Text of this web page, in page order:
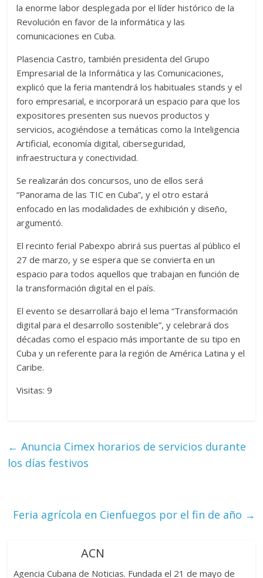
la enorme labor desplegada por el líder histórico de la
Revolución en favor de la informática y las
comunicaciones en Cuba.
Plasencia Castro, también presidenta del Grupo
Empresarial de la Informática y las Comunicaciones,
explicó que la feria mantendrá los habituales stands y el
foro empresarial, e incorporará un espacio para que los
expositores presenten sus nuevos productos y
servicios, acogiéndose a temáticas como la Inteligencia
Artificial, economía digital, ciberseguridad,
infraestructura y conectividad.
Se realizarán dos concursos, uno de ellos será
“Panorama de las TIC en Cuba”, y el otro estará
enfocado en las modalidades de exhibición y diseño,
argumentó.
El recinto ferial Pabexpo abrirá sus puertas al público el
27 de marzo, y se espera que se convierta en un
espacio para todos aquellos que trabajan en función de
la transformación digital en el país.
El evento se desarrollará bajo el lema “Transformación
digital para el desarrollo sostenible”, y celebrará dos
décadas como el espacio más importante de su tipo en
Cuba y un referente para la región de América Latina y el
Caribe.
Visitas: 9
← Anuncia Cimex horarios de servicios durante
los días festivos
Feria agrícola en Cienfuegos por el fin de año →
ACN
Agencia Cubana de Noticias. Fundada el 21 de mayo de